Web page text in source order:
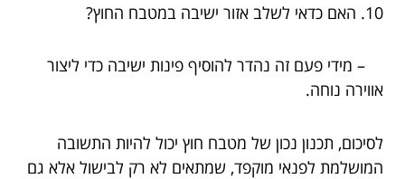
10. האם כדאי לשלב אזור ישיבה במטבח החוץ?
– מידי פעם זה נהדר להוסיף פינות ישיבה כדי ליצור
אווירה נוחה.
לסיכום, תכנון נכון של מטבח חוץ יכול להיות התשובה
המושלמת לפנאי מוקפד, שמתאים לא רק לבישול אלא גם